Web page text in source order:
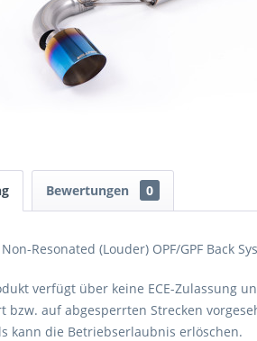
Bewertungen 0
Resonated (Louder) OPF/GPF Back
verfügt über keine ECE-Zulassung
bzw. auf abgesperrten Strecken
kann die Betriebserlaubnis erlöschen.